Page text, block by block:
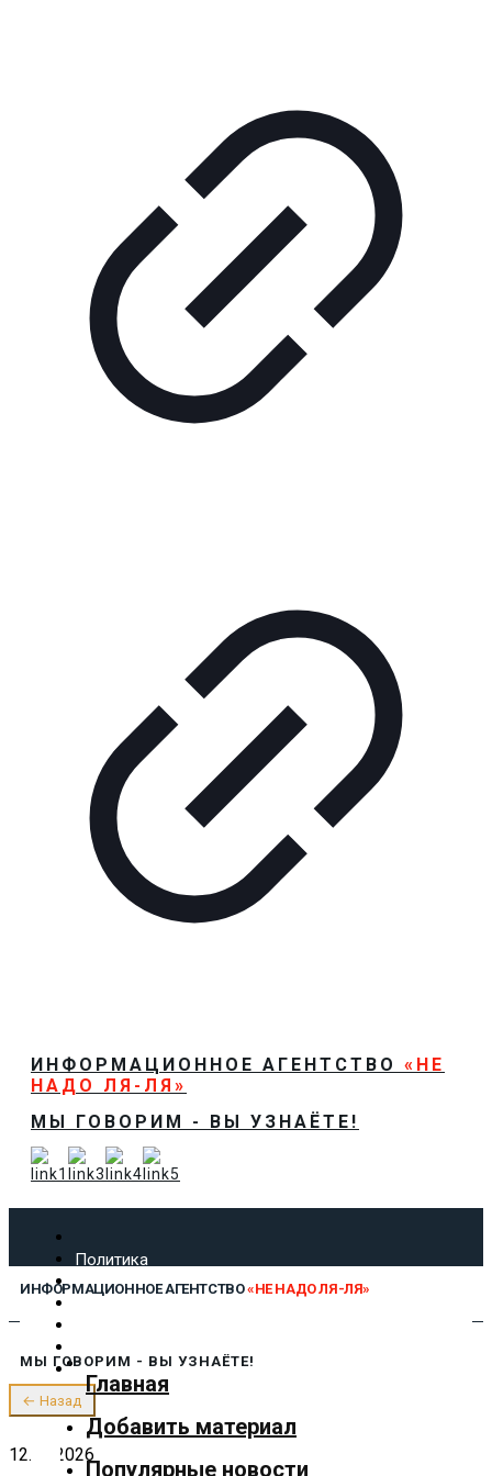
ИНФОРМАЦИОННОЕ АГЕНТСТВО «НЕ
НАДО ЛЯ-ЛЯ»
МЫ ГОВОРИМ - ВЫ УЗНАЁТЕ!
Политика
Экономика
Культура
Предложить новость
О нас
ИНФОРМАЦИОННОЕ АГЕНТСТВО«НЕ НАДО ЛЯ-ЛЯ»
Главная
Добавить материал
Популярные новости
МЫ ГОВОРИМ - ВЫ УЗНАЁТЕ!
← Назад
12.06.2026